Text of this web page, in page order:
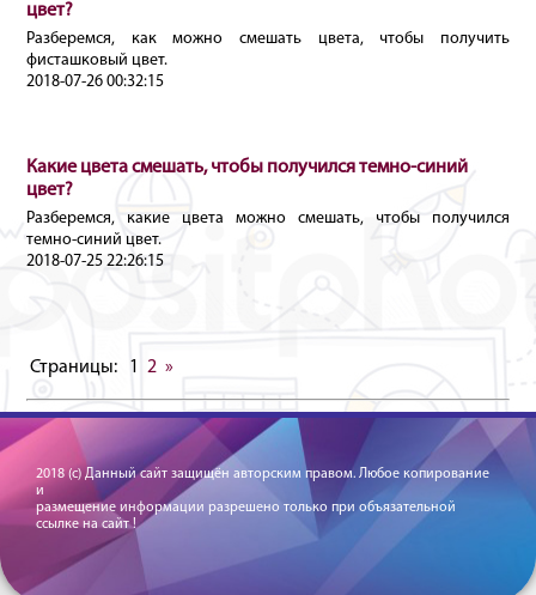
цвет?
Разберемся, как можно смешать цвета, чтобы получить
фисташковый цвет.
2018-07-26 00:32:15
Какие цвета смешать, чтобы получился темно-синий
цвет?
Разберемся, какие цвета можно смешать, чтобы получился
темно-синий цвет.
2018-07-25 22:26:15
Страницы: 1 2 »
2018 (c) Данный сайт защищён авторским правом. Любое копирование
и
размещение информации разрешено только при объязательной
ссылке на сайт !